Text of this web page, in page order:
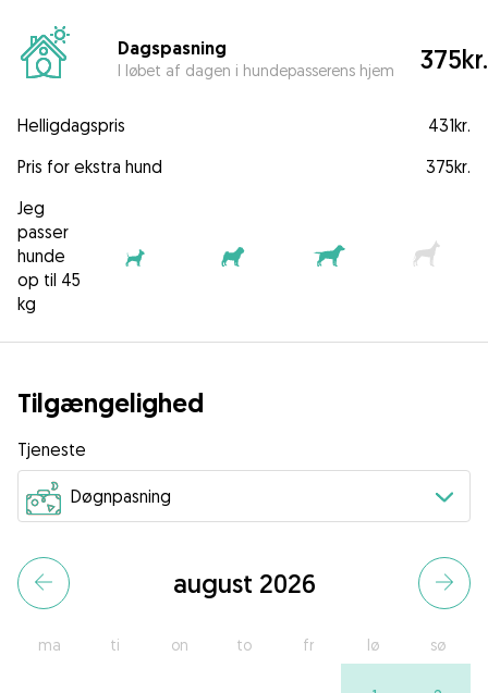
Dagspasning
I løbet af dagen i hundepasserens hjem 375kr.
Helligdagspris
431kr.
Pris for ekstra hund
375kr.
Jeg
passer
hunde
op til 45
kg
Tilgængelighed
Tjeneste
august 2026
ma ti on to fr lø sø